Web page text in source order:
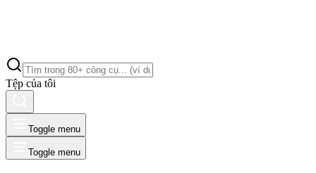
Tệp của tôi
Toggle menu
Toggle menu